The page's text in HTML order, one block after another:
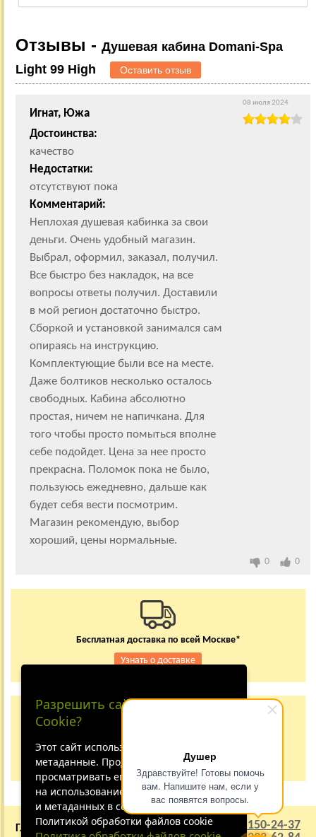
Душер
Здравствуйте! Готовы помочь
вам. Напишите нам, если у
вас появятся вопросы.
Отзывы - Душевая кабина Domani-Spa
Light 99 High
Оставить отзыв
Игнат, Южа
Достоинства:
качество
Недостатки:
отсутствуют пока
Комментарий:
Неплохая душевая кабинка за свои
деньги. Очень удобный магазин.
Выбрал, оформил, заказал, получил.
Все быстро без накладок, на все
вопросы ответы получил. Доставили
в мой регион достаточно быстро.
Сборкой и установкой занимался сам
опираясь на инструкцию.
Комплектующие были все на месте.
Даже болтиков несколько осталось
свободных. Кабина абсолютно
простая, ничем не напичкана. Для
того чтобы просто помыться вполне
себе подойдет. Цена за нее просто
прекрасна. Поломок пока не было,
пользуюсь ежедневно, дальше как
будет себя вести посмотрим.
Магазин рекомендую, выбор
хороший, цены нормальные.
08 июля 2024
0 0
Бесплатная доставка по всей Москве*
Узнать о доставке
Заказывайте по телефону
Не дозвонились?
+7 (495) 150-24-37
ГЛАВНАЯ О КОМПАНИИ
Разрешить сайту принимать
Cookie?
Этот сайт использует файлы cookie и
метаданные. Продолжая
просматривать его, вы соглашаетесь
на использование нами файлов cookie
и метаданных в соответствии с
Политикой обработки файлов cookie